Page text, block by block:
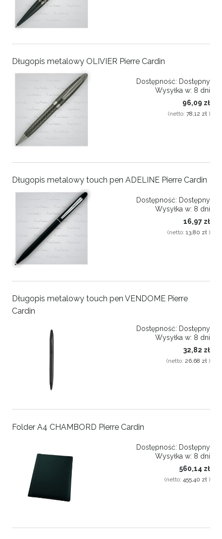
Długopis metalowy OLIVIER Pierre Cardin
Dostępność: Dostępny
Wysyłka w: 8 dni
96,09 zł
(netto: 78,12 zł )
Długopis metalowy touch pen ADELINE Pierre Cardin
Dostępność: Dostępny
Wysyłka w: 8 dni
16,97 zł
(netto: 13,80 zł )
Długopis metalowy touch pen VENDOME Pierre
Cardin
Dostępność: Dostępny
Wysyłka w: 8 dni
32,82 zł
(netto: 26,68 zł )
Folder A4 CHAMBORD Pierre Cardin
Dostępność: Dostępny
Wysyłka w: 8 dni
560,14 zł
(netto: 455,40 zł )